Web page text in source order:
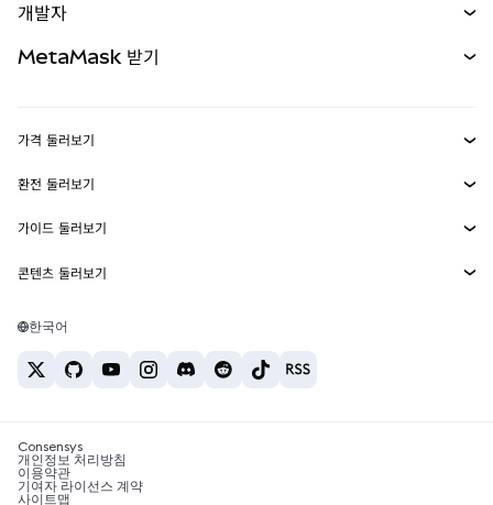
무기한 선물
실물자산
개발자
MetaMask Connect
Snaps
웹3 서비스
MetaMask 받기
보안
고객 지원
채용
가격 둘러보기
이더리움 가격
솔라나 가격
테더 가격
환전 둘러보기
ETH를 USD로 환전
USDT를 INR로 환전
BTC를 INR로 환전
ETH를 USDT로 환전
가이드 둘러보기
ETH 매수
USDT 매수
SHIB 매수
BNB 매수
콘텐츠 둘러보기
솔라나 지갑
암호화폐 세금 뉴스
암호화폐 매수 방법
한국어
Consensys
개인정보 처리방침
이용약관
기여자 라이선스 계약
사이트맵